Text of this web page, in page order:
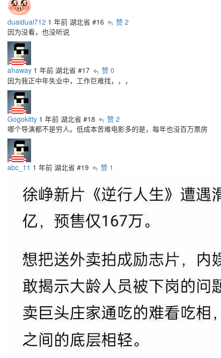
duaiduai712 1 年前 湖北省 #16
赞 2
因为没看，也没听说
ahaway 1 年前 湖北省 #17
赞 0
因为我正中年失业中，工作巨难找，，，
Gogokitty 1 年前 湖北省 #18
赞 2
哪个导演都不是穷人。低成本苦难电影多的是，每年也没百万票房
abc_11 1 年前 湖北省 #19 赞 1